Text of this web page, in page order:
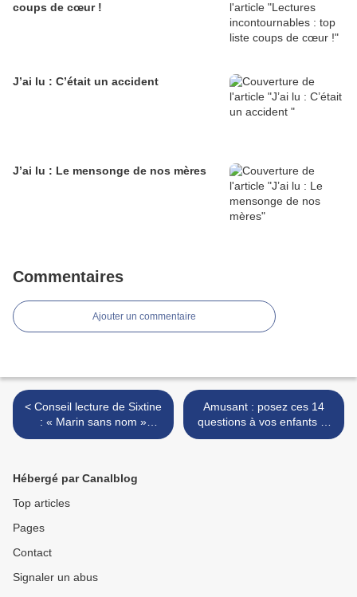
coups de cœur !
J’ai lu : C’était un accident
J’ai lu : Le mensonge de nos mères
Commentaires
Ajouter un commentaire
< Conseil lecture de Sixtine
: « Marin sans nom »
d’Agnès Balmont pour les
Amusant : posez ces 14
questions à vos enfants et
notez exactement leurs
Hébergé par Canalblog
Top articles
Pages
Contact
Signaler un abus